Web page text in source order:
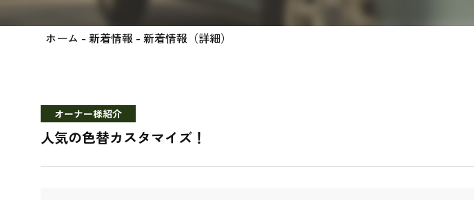
ホーム - 新着情報- 新着情報（詳細）
オーナー様紹介
人気の色替カスタマイズ！